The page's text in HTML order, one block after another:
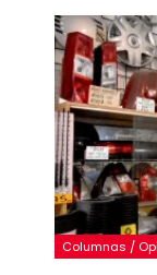
Columnas /